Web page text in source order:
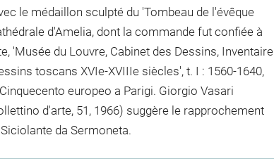
le médaillon sculpté du 'Tombeau de l'évêque
d'Amelia, dont la commande fut confiée à
'Musée du Louvre, Cabinet des Dessins, Inventaire
toscans XVIe-XVIIIe siècles', t. I : 1560-1640,
europeo a Parigi. Giorgio Vasari
d'arte, 51, 1966) suggère le rapprochement
da Sermoneta.